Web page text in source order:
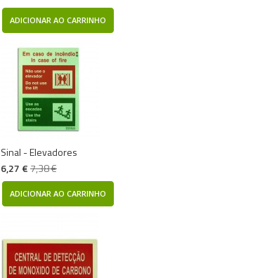
ADICIONAR AO CARRINHO
Sinal - Elevadores
6,27 €7,38 €
ADICIONAR AO CARRINHO